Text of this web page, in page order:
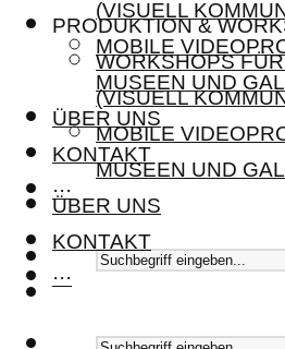
(VISUELL
MOBILE
MUSEEN UND
ÜBER UNS
KONTAKT
···
PRODUKTION &
WORKSHOPS
(VISUELL
MOBILE
MUSEEN UND
ÜBER UNS
KONTAKT
···